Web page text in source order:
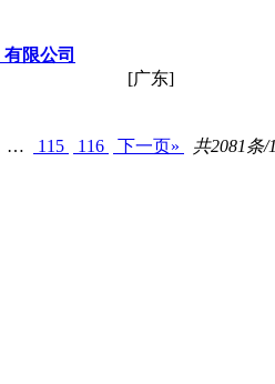
限公司
[广东]
… 115 116 下一页» 共2081条/